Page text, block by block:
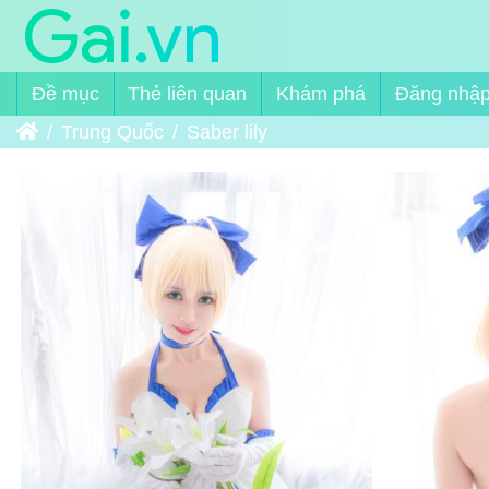
Đề mục Thẻ liên quan Khám phá
Đăng
Trang chủTrung Quốc Saber lily